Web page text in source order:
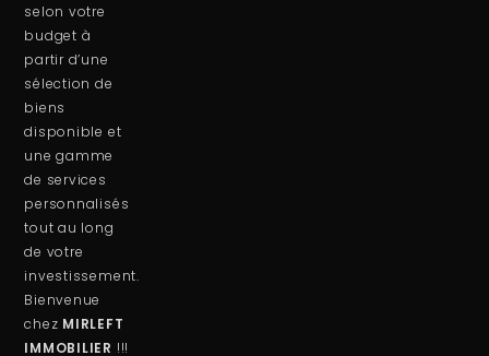
selon votre
budget à
partir d’une
sélection de
biens
disponible et
une gamme
de services
personnalisés
tout au long
de votre
investissement.
Bienvenue
chez MIRLEFT
IMMOBILIER !!!